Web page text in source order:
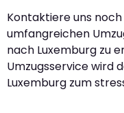
Kontaktiere uns
umfangreichen
nach Luxemburg zu
Umzugsservice wird
Luxemburg zum